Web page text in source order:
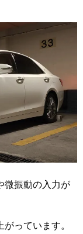
微振動の入力が
っています。